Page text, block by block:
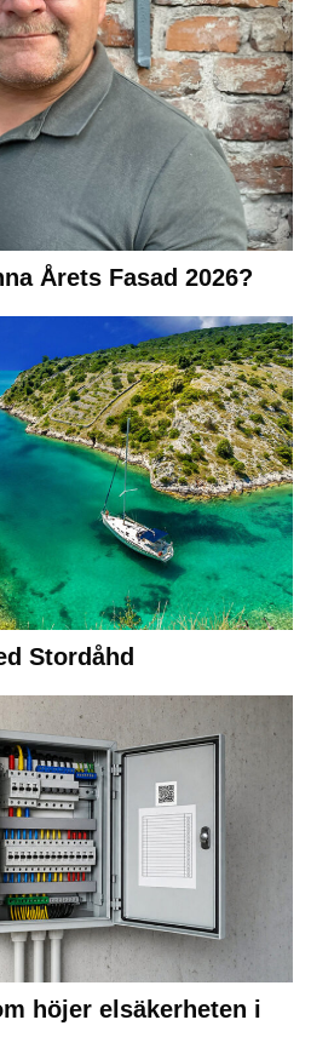
Årets Fasad 2026?
Stordåhd
höjer elsäkerheten i